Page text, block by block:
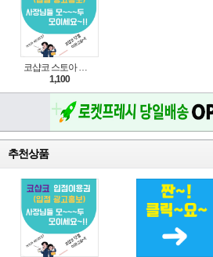
코샵코 스토아 입점 1일 이용권
1,100
추천상품